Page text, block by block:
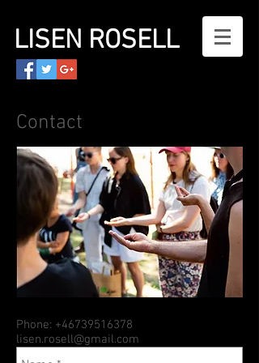
LISEN ROSELL
Contact
Phone: +46739516378
lisen.rosell@gmail.com